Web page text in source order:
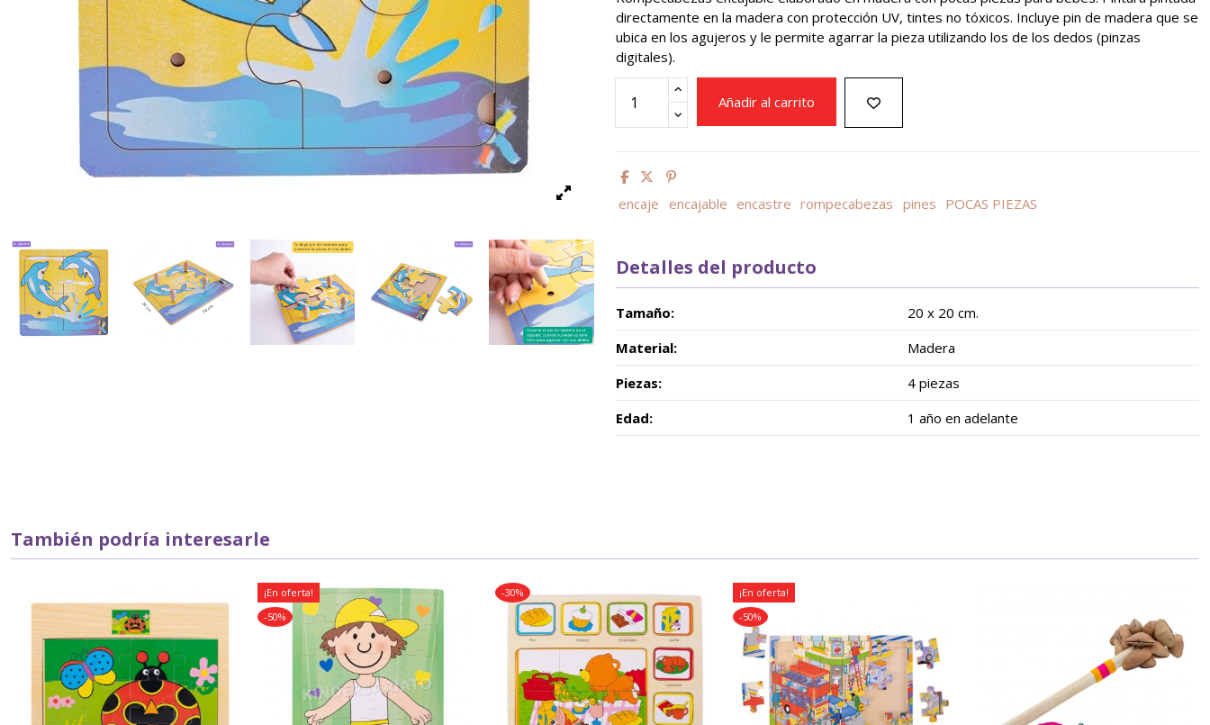
directamente en la madera con protección UV, tintes no tóxicos. Incluye pin de madera que se
ubica en los agujeros y le permite agarrar la pieza utilizando los de los dedos (pinzas
digitales).
Añadir al carrito
encaje encajable encastre rompecabezas pines POCAS PIEZAS
Detalles del producto
Tamaño:
20 x 20 cm.
Material:
Madera
Piezas:
4 piezas
Edad:
1 año en adelante
También podría interesarle
¡En oferta!
-50%
-30%
¡En oferta!
-50%